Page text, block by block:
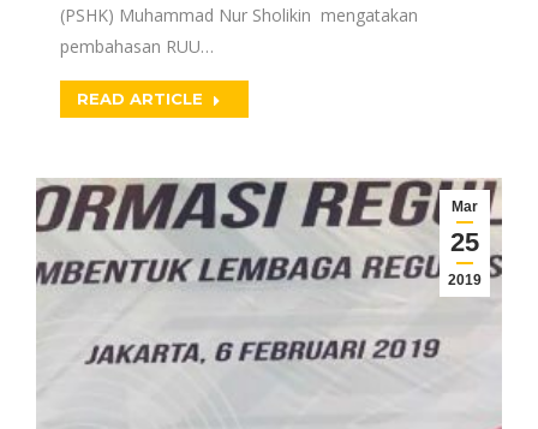
(PSHK) Muhammad Nur Sholikin mengatakan
pembahasan RUU…
READ ARTICLE
Mar
25
2019